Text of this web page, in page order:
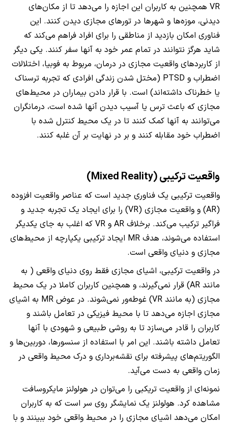
VR همچنین به کاربران این اجازه را می‌دهد تا از مکان‌های
دیدنی، موزه‌ها و شهرها در تورهای مجازی دیدن کنند. این
فناوری امکان بازدید از مناطقی را برای افراد فراهم می‌کند که
شاید هرگز نتوانند در تمام عمر خود به آنها سفر کنند. یکی دیگر
از کاربردهای واقعیت مجازی در درمان، مربوط به فوبیا، اختلالات
اضطراب و PTSD (مختل شدن زندگی افرادی که تجربه ترسناک
یا خطرناک داشته‌اند) است. با قرار دادن بیماران در محیط‌های
مجازی که باعث ترس یا آسیب دیدن آنها شده است، درمانگران
می‌توانند به آنها کمک کنند تا در یک محیط کنترل شده با
اضطراب خود مقابله کنند و بر در نهایت بر آن غلبه کنند.
واقعیت ترکیبی (Mixed Reality)
واقعیت ترکیبی یک فناوری جدید است که عناصر واقعیت افزوده
(AR) و واقعیت مجازی (VR) را برای ایجاد یک تجربه جدید و
فراگیر ترکیب می‌کند. برخلاف AR و VR که اغلب به جای یکدیگر
استفاده می‌شوند، هدف MR ایجاد ترکیبی یکپارچه از محیط‌های
مجازی و دنیای واقعی است.
در واقعیت ترکیبی، اشیای مجازی فقط روی دنیای واقعی ( به
مانند AR) قرار نمی‌گیرند، و همچنین کاربران کاملا در یک محیط
مجازی (به مانند VR) غوطه‌ور نمی‌شوند. در عوض MR به اشیای
مجازی اجازه می‌دهد تا با محیط فیزیکی در تعامل باشند و
کاربران را قادر می‌سازد تا به روشی طبیعی و شهودی با آنها
تعامل داشته باشند. این امر با استفاده از سنسورها، دوربین‌ها و
الگوریتم‌های پیشرفته برای نقشه‌برداری و درک محیط واقعی در
زمان واقعی به دست می‌آید.
نمونه‌ای از واقعیت تریکبی را می‌توان در هولولنز مایکروسافت
مشاهده کرد. هولولنز یک نمایشگر روی سر است که به کاربران
امکان می‌دهد اشیای مجازی را در محیط واقعی خود ببینند و با